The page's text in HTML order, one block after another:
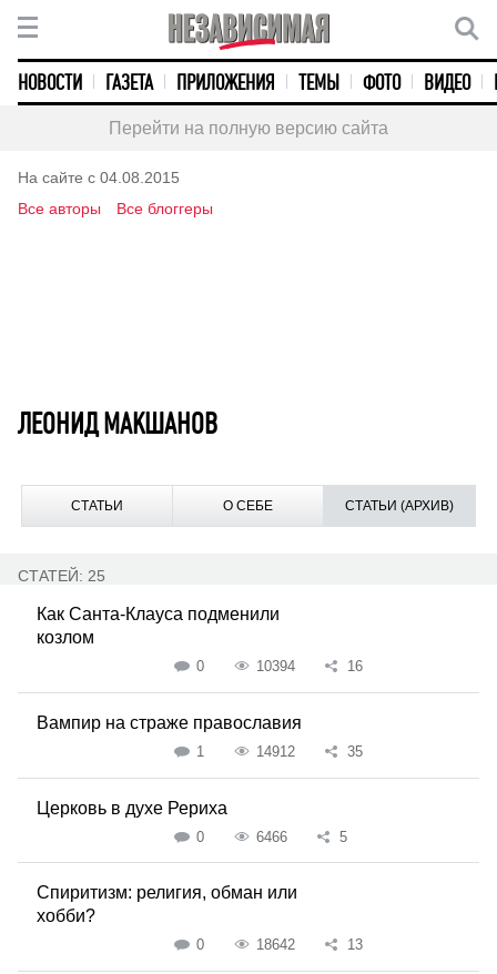
НОВОСТИ ГАЗЕТА ПРИЛОЖЕНИЯ ТЕМЫ ФОТО ВИДЕО
Перейти на полную версию сайта
На сайте с 04.08.2015
Все авторы
Все блоггеры
ЛЕОНИД МАКШАНОВ
СТАТЬИ О СЕБЕ СТАТЬИ (АРХИВ)
СТАТЕЙ: 25
Как Санта-Клауса подменили
козлом
0 10394 16
Вампир на страже православия
1 14912 35
Церковь в духе Рериха
0 6466 5
Спиритизм: религия, обман или
хобби?
0 18642 13